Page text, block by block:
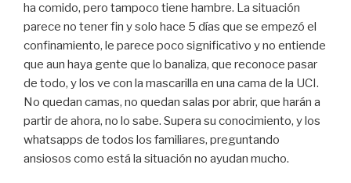
ha comido, pero tampoco tiene hambre. La situación
parece no tener fin y solo hace 5 días que se empezó el
confinamiento, le parece poco significativo y no entiende
que aun haya gente que lo banaliza, que reconoce pasar
de todo, y los ve con la mascarilla en una cama de la UCI.
No quedan camas, no quedan salas por abrir, que harán a
partir de ahora, no lo sabe. Supera su conocimiento, y los
whatsapps de todos los familiares, preguntando
ansiosos como está la situación no ayudan mucho.